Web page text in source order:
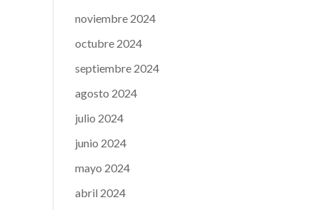
noviembre 2024
octubre 2024
septiembre 2024
agosto 2024
julio 2024
junio 2024
mayo 2024
abril 2024